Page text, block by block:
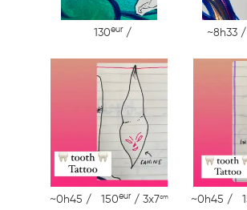
130eur / ~8h33
~0h45 / 150eur / 3x7cm ~0h45 /